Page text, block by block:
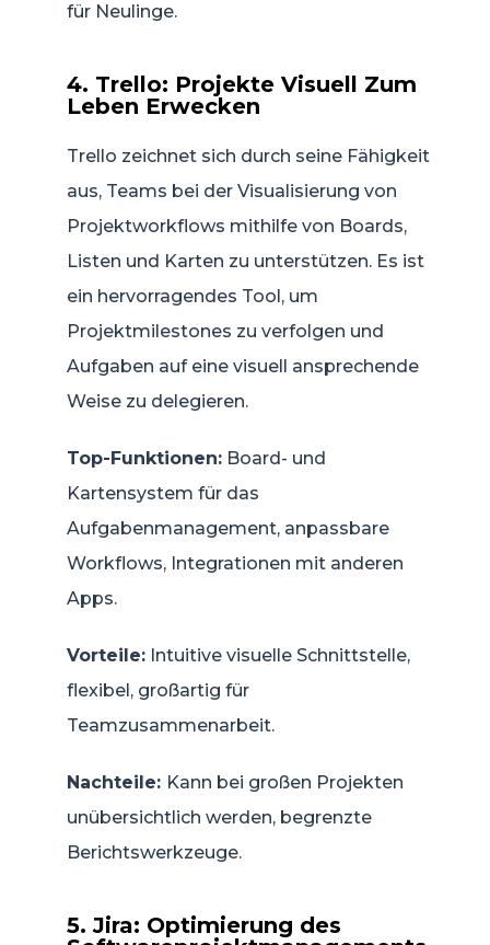
für Neulinge.
4. Trello: Projekte Visuell Zum
Leben Erwecken
Trello zeichnet sich durch seine Fähigkeit
aus, Teams bei der Visualisierung von
Projektworkflows mithilfe von Boards,
Listen und Karten zu unterstützen. Es ist
ein hervorragendes Tool, um
Projektmilestones zu verfolgen und
Aufgaben auf eine visuell ansprechende
Weise zu delegieren.
Top-Funktionen: Board- und
Kartensystem für das
Aufgabenmanagement, anpassbare
Workflows, Integrationen mit anderen
Apps.
Vorteile: Intuitive visuelle Schnittstelle,
flexibel, großartig für
Teamzusammenarbeit.
Nachteile: Kann bei großen Projekten
unübersichtlich werden, begrenzte
Berichtswerkzeuge.
5. Jira: Optimierung des